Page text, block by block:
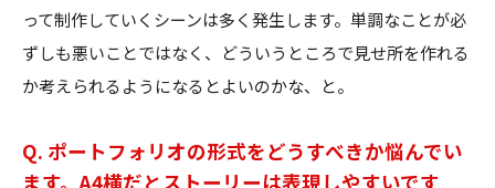
って制作していくシーンは多く発生します。単調なことが必
ずしも悪いことではなく、どういうところで見せ所を作れる
か考えられるようになるとよいのかな、と。
Q. ポートフォリオの形式をどうすべきか悩んでい
ます。A4横だとストーリーは表現しやすいです